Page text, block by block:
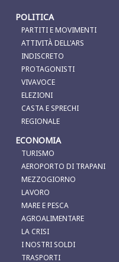
POLITICA
PARTITI E MOVIMENTI
ATTIVITÀ DELL'ARS
INDISCRETO
PROTAGONISTI
VIVAVOCE
ELEZIONI
CASTA E SPRECHI
REGIONALE
ECONOMIA
TURISMO
AEROPORTO DI TRAPANI
MEZZOGIORNO
LAVORO
MARE E PESCA
AGROALIMENTARE
LA CRISI
I NOSTRI SOLDI
TRASPORTI